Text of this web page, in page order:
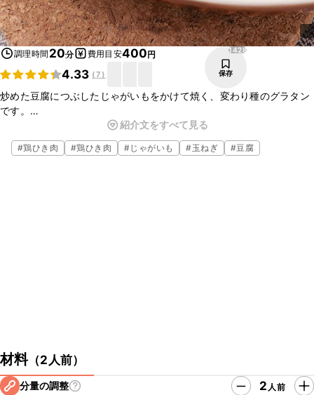
調理時間 20分 費用目安400円
4.33 (7)
1428
保存
炒めた豆腐につぶしたじゃがいもをかけて焼く、変わり種のグラタン
です。
見た目はホワイトソースのグラタンのようですが、食べてびっくり！
煮物のような和風の味です。
手軽に作れるので、日々の食卓のローテーションに是非！
紹介文をすべて見る
#鶏ひき肉 #鶏ひき肉 #じゃがいも #玉ねぎ #豆腐
材料（2人前）
分量の調整 2 人前